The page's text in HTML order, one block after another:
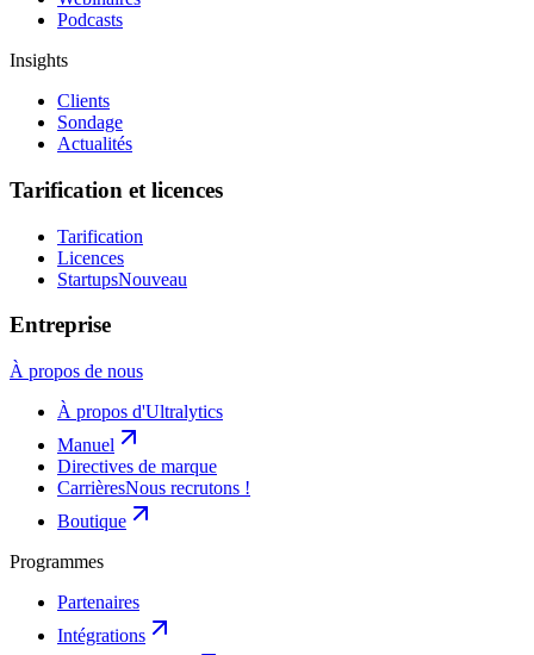
Podcasts
Insights
Clients
Sondage
Actualités
Tarification et licences
Tarification
Licences
StartupsNouveau
Entreprise
À propos de nous
À propos d'Ultralytics
Manuel
Directives de marque
CarrièresNous recrutons !
Boutique
Programmes
Partenaires
Intégrations